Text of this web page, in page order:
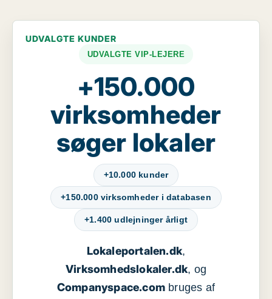
UDVALGTE KUNDER
UDVALGTE VIP-LEJERE
+150.000
virksomheder
søger lokaler
+10.000 kunder
+150.000 virksomheder i databasen
+1.400 udlejninger årligt
Lokaleportalen.dk,
Virksomhedslokaler.dk, og
Companyspace.com bruges af